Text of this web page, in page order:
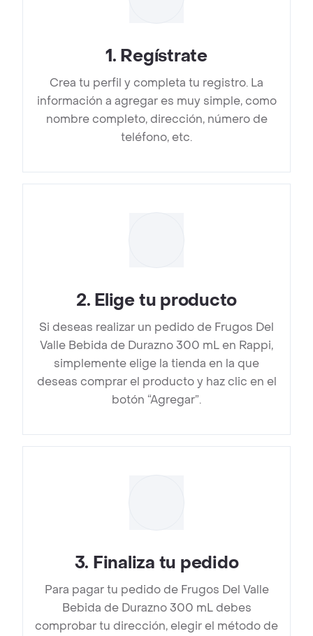
1. Regístrate
Crea tu perfil y completa tu registro. La
información a agregar es muy simple, como
nombre completo, dirección, número de
teléfono, etc.
2. Elige tu producto
Si deseas realizar un pedido de Frugos Del
Valle Bebida de Durazno 300 mL en Rappi,
simplemente elige la tienda en la que
deseas comprar el producto y haz clic en el
botón “Agregar”.
3. Finaliza tu pedido
Para pagar tu pedido de Frugos Del Valle
Bebida de Durazno 300 mL debes
comprobar tu dirección, elegir el método de